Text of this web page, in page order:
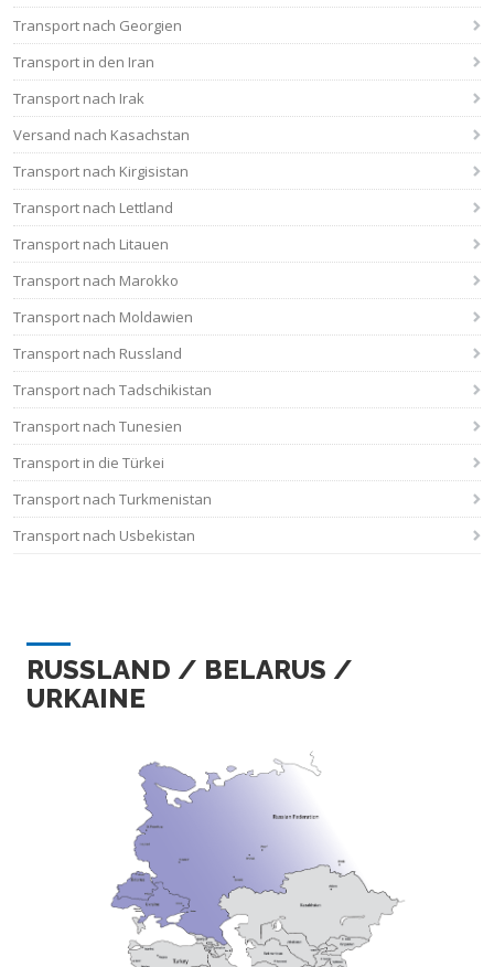
Transport nach Georgien
Transport in den Iran
Transport nach Irak
Versand nach Kasachstan
Transport nach Kirgisistan
Transport nach Lettland
Transport nach Litauen
Transport nach Marokko
Transport nach Moldawien
Transport nach Russland
Transport nach Tadschikistan
Transport nach Tunesien
Transport in die Türkei
Transport nach Turkmenistan
Transport nach Usbekistan
RUSSLAND / BELARUS /
URKAINE